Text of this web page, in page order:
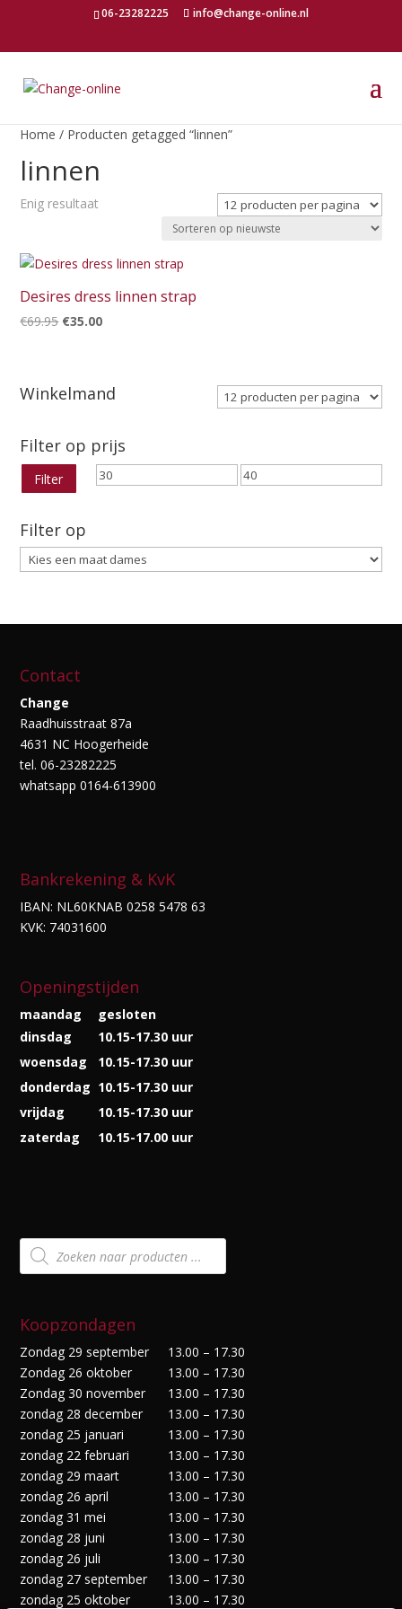
06-23282225 info@change-online.nl
Home / Producten getagged “linnen”
linnen
Enig resultaat
Desires dress linnen strap
€69.95 Oorspronkelijke
€35.00Huidige
Winkelmand
Filter op prijs
Min.
Max.
Filter
Filter op
Contact
Change
Raadhuisstraat 87a
4631 NC Hoogerheide
tel. 06-23282225
whatsapp 0164-613900
Bankrekening & KvK
IBAN: NL60KNAB 0258 5478 63
KVK: 74031600
Openingstijden
maandag
gesloten
dinsdag
10.15-17.30 uur
woensdag
10.15-17.30 uur
donderdag 10.15-17.30 uur
vrijdag
10.15-17.30 uur
zaterdag
10.15-17.00 uur
Producten
zoeken
Koopzondagen
Zondag 29 september
13.00 – 17.30
Zondag 26 oktober
13.00 – 17.30
Zondag 30 november
13.00 – 17.30
zondag 28 december
13.00 – 17.30
zondag 25 januari
13.00 – 17.30
zondag 22 februari
13.00 – 17.30
zondag 29 maart
13.00 – 17.30
zondag 26 april
13.00 – 17.30
zondag 31 mei
13.00 – 17.30
zondag 28 juni
13.00 – 17.30
zondag 26 juli
13.00 – 17.30
zondag 27 september
13.00 – 17.30
zondag 25 oktober
13.00 – 17.30